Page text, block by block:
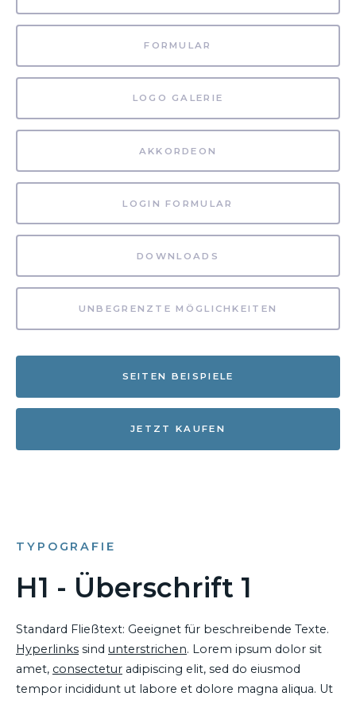
FORMULAR
LOGO GALERIE
AKKORDEON
LOGIN FORMULAR
DOWNLOADS
UNBEGRENZTE MÖGLICHKEITEN
SEITEN BEISPIELE
JETZT KAUFEN
TYPOGRAFIE
H1 - Überschrift 1
Standard Fließtext: Geeignet für beschreibende Texte.
Hyperlinks sind unterstrichen. Lorem ipsum dolor sit
amet, consectetur adipiscing elit, sed do eiusmod
tempor incididunt ut labore et dolore magna aliqua. Ut